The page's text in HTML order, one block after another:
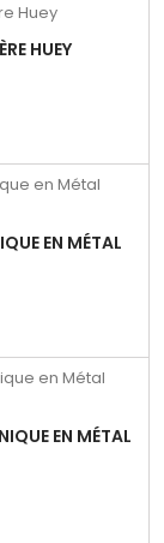
HUEY
EN MÉTAL
EN MÉTAL